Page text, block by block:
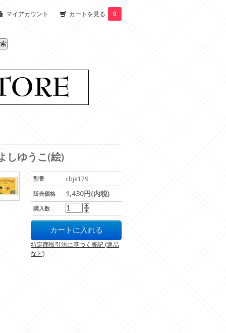
マイアカウント カートを見る 0
しゆうこ(絵)
型番 cbje179
販売価格 1,430円(内税)
購入数
特定商取引法に基づく表記 (返品
など)